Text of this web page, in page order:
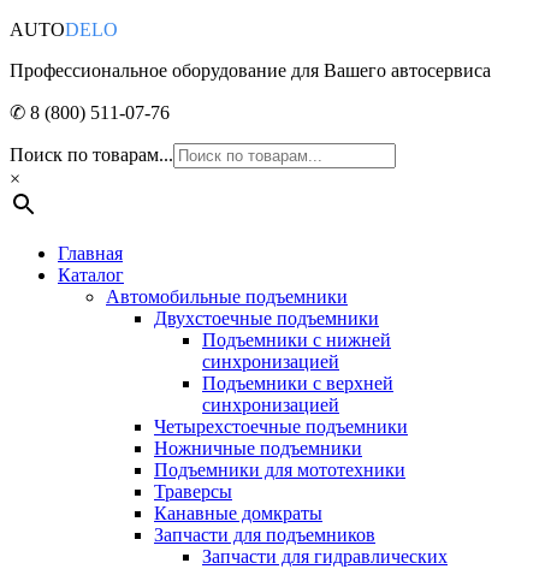
AUTODELO
Профессиональное оборудование для Вашего автосервиса
✆ 8 (800) 511-07-76
Поиск по товарам...
×
Главная
Каталог
Автомобильные подъемники
Двухстоечные подъемники
Подъемники с нижней
синхронизацией
Подъемники с верхней
синхронизацией
Четырехстоечные подъемники
Ножничные подъемники
Подъемники для мототехники
Траверсы
Канавные домкраты
Запчасти для подъемников
Запчасти для гидравлических